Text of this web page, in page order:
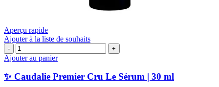
Aperçu rapide
Ajouter à la liste de souhaits
quantité
de
Caudalie
Premier
Ajouter au panier
✨ Caudalie Premier Cru Le Sérum | 30 ml